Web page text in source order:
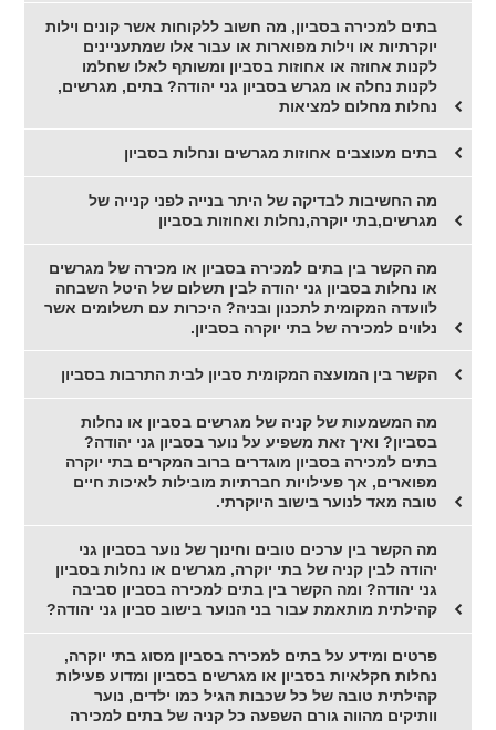
בתים למכירה בסביון, מה חשוב ללקוחות אשר קונים וילות
יוקרתיות או וילות מפוארות או עבור אלו שמתעניינים
לקנות אחוזה או אחוזות בסביון ומשותף לאלו שחלמו
לקנות נחלה או מגרש בסביון גני יהודה? בתים, מגרשים,
נחלות מחלום למציאות
בתים מעוצבים אחוזות מגרשים ונחלות בסביון
מה החשיבות לבדיקה של היתר בנייה לפני קנייה של
מגרשים,בתי יוקרה,נחלות ואחוזות בסביון
מה הקשר בין בתים למכירה בסביון או מכירה של מגרשים
או נחלות בסביון גני יהודה לבין תשלום של היטל השבחה
לוועדה המקומית לתכנון ובניה? היכרות עם תשלומים אשר
נלווים למכירה של בתי יוקרה בסביון.
הקשר בין המועצה המקומית סביון לבית התרבות בסביון
מה המשמעות של קניה של מגרשים בסביון או נחלות
בסביון? ואיך זאת משפיע על נוער בסביון גני יהודה?
בתים למכירה בסביון מוגדרים ברוב המקרים בתי יוקרה
מפוארים, אך פעילויות חברתיות מובילות לאיכות חיים
טובה מאד לנוער בישוב היוקרתי.
מה הקשר בין ערכים טובים וחינוך של נוער בסביון גני
יהודה לבין קניה של בתי יוקרה, מגרשים או נחלות בסביון
גני יהודה? ומה הקשר בין בתים למכירה בסביון סביבה
קהילתית מותאמת עבור בני הנוער בישוב סביון גני יהודה?
פרטים ומידע על בתים למכירה בסביון מסוג בתי יוקרה,
נחלות חקלאיות בסביון או מגרשים בסביון ומדוע פעילות
קהילתית טובה של כל שכבות הגיל כמו ילדים, נוער
וותיקים מהווה גורם השפעה כל קניה של בתים למכירה